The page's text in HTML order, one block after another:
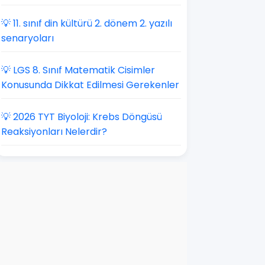
💡 11. sınıf din kültürü 2. dönem 2. yazılı
senaryoları
💡 LGS 8. Sınıf Matematik Cisimler
Konusunda Dikkat Edilmesi Gerekenler
💡 2026 TYT Biyoloji: Krebs Döngüsü
Reaksiyonları Nelerdir?